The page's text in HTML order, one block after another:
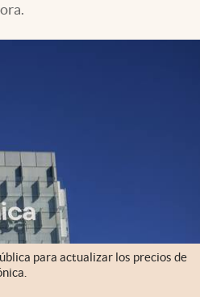
para actualizar los precios de